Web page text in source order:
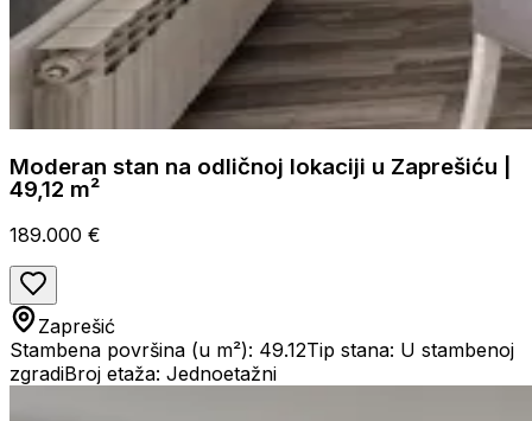
Moderan stan na odličnoj lokaciji u Zaprešiću |
49,12 m²
189.000 €
Zaprešić
Stambena površina (u m²): 49.12Tip stana: U stambenoj
zgradiBroj etaža: Jednoetažni